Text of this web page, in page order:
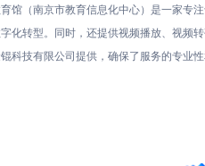
馆（南京市教育信息化中心）是一家专
化转型。同时，还提供视频播放、视频
科技有限公司提供，确保了服务的专业